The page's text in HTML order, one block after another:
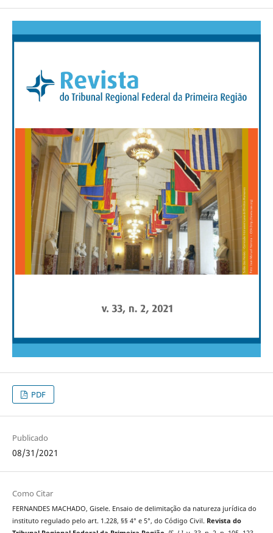
PDF
Publicado
08/31/2021
Como Citar
FERNANDES MACHADO, Gisele. Ensaio de delimitação da natureza jurídica do
instituto regulado pelo art. 1.228, §§ 4° e 5°, do Código Civil. Revista do